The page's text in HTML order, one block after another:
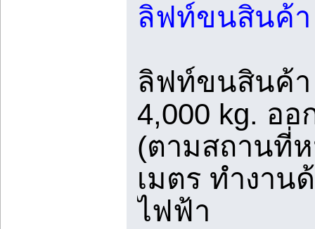
ลิฟท์ขนสินค้า
ลิฟท์ขนสินค้า
4,000 kg. อ
(ตามสถานที่ห
เมตร ทำงาน
ไฟฟ้า